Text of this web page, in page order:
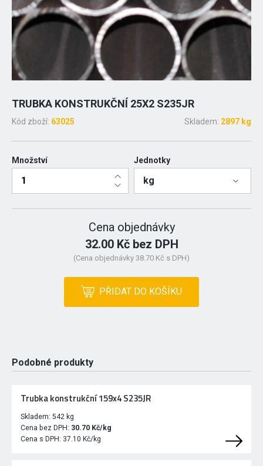
TRUBKA KONSTRUKČNÍ 25X2 S235JR
Kód zboží: 63025 Skladem: 2897 kg
Množství Jednotky
kg
Cena objednávky
32.00 Kč bez DPH
(Cena objednávky 38.70 Kč s DPH)
PŘIDAT DO KOŠÍKU
Podobné produkty
Trubka konstrukční 159x4 S235JR
Skladem: 542 kg
Cena bez DPH: 30.70 Kč/kg
Cena s DPH: 37.10 Kč/kg